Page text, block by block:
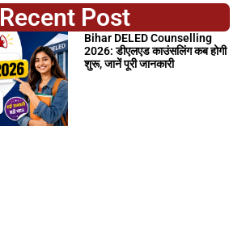
Recent Post
Bihar DELED Counselling
2026: डीएलएड काउंसलिंग कब होगी
शुरू, जानें पूरी जानकारी